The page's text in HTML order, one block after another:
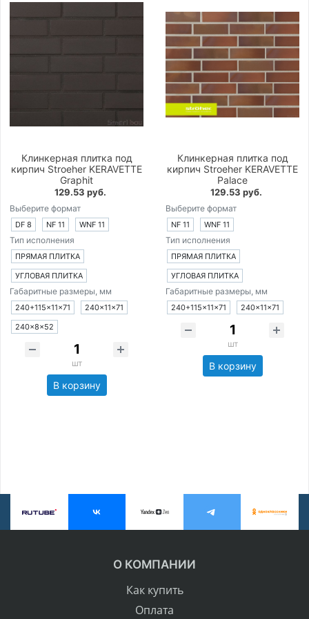
Клинкерная плитка под
кирпич Stroeher KERAVETTE
Graphit
129.53 руб.
Выберите формат
DF 8 NF 11 WNF 11
Тип исполнения
ПРЯМАЯ ПЛИТКА
УГЛОВАЯ ПЛИТКА
Габаритные размеры, мм
240+115×11×71
240×11×71
240×8×52
шт
В корзину
Клинкерная плитка под
кирпич Stroeher KERAVETTE
Palace
129.53 руб.
Выберите формат
NF 11 WNF 11
Тип исполнения
ПРЯМАЯ ПЛИТКА
УГЛОВАЯ ПЛИТКА
Габаритные размеры, мм
240+115×11×71 240×11×71
шт
В корзину
О КОМПАНИИ
Как купить
Оплата